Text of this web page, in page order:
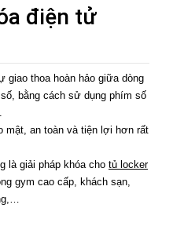
điện tử
giao thoa hoàn hảo giữa dòng
bằng cách sử dụng phím số
mật, an toàn và tiện lợi hơn rất
là giải pháp khóa cho tủ locker
gym cao cấp, khách sạn,